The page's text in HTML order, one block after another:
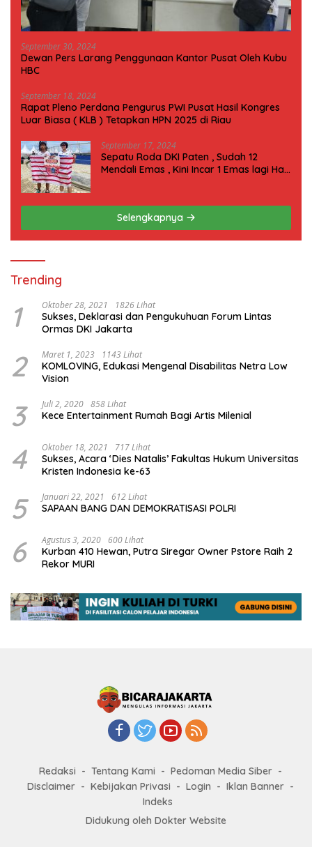
September 30, 2024
Dewan Pers Larang Penggunaan Kantor Pusat Oleh Kubu
HBC
September 18, 2024
Rapat Pleno Perdana Pengurus PWI Pusat Hasil Kongres
Luar Biasa ( KLB ) Tetapkan HPN 2025 di Riau
September 17, 2024
Sepatu Roda DKI Paten , Sudah 12
Mendali Emas , Kini Incar 1 Emas lagi Hari
Selengkapnya
Trending
1 Oktober 28, 2021 1826 Lihat
Sukses, Deklarasi dan Pengukuhuan Forum Lintas
Ormas DKI Jakarta
2 Maret 1, 2023 1143 Lihat
KOMLOVING, Edukasi Mengenal Disabilitas Netra Low
Vision
3 Juli 2, 2020 858 Lihat
Kece Entertainment Rumah Bagi Artis Milenial
4 Oktober 18, 2021 717 Lihat
Sukses, Acara ‘Dies Natalis’ Fakultas Hukum Universitas
Kristen Indonesia ke-63
5 Januari 22, 2021 612 Lihat
SAPAAN BANG DAN DEMOKRATISASI POLRI
6 Agustus 3, 2020 600 Lihat
Kurban 410 Hewan, Putra Siregar Owner Pstore Raih 2
Rekor MURI
Redaksi Tentang Kami
Pedoman Media Siber
Disclaimer
Kebijakan Privasi Login
Iklan Banner
Indeks
Didukung oleh Dokter Website